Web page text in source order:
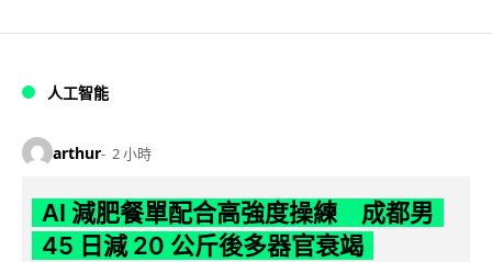
人工智能
arthur 2 小時
AI 減肥餐單配合高強度操練 成都男
45 日減 20 公斤後多器官衰竭